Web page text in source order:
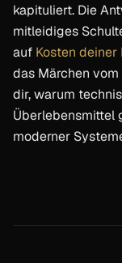
kapituliert. Die
mitleidiges
auf Kosten deiner
das Märchen
dir, warum
Überlebensmittel
moderner